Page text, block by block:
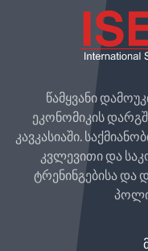
წამყვანი
ეკონომიკის
კავკასიაში.
კვლევითი და
ტრენინგებისა და